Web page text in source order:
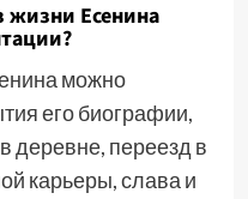
жизни Есенина
можно
его биографии,
деревне, переезд в
карьеры, слава и